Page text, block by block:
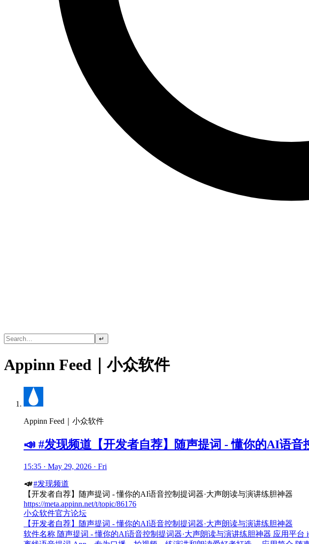
↵
Appinn Feed｜小众软件
Appinn Feed｜小众软件
📣 #发现频道【开发者自荐】随声提词 - 懂你的AI语音
15:35 · May 29, 2026 · Fri
📣 #发现频道
【开发者自荐】随声提词 - 懂你的AI语音控制提词器·大声朗读与演讲练胆神器
https://meta.appinn.net/t/topic/86176
小众软件官方论坛
【开发者自荐】随声提词 - 懂你的AI语音控制提词器·大声朗读与演讲练胆神器
软件名称 随声提词 - 懂你的AI语音控制提词器·大声朗读与演讲练胆神器 应用平